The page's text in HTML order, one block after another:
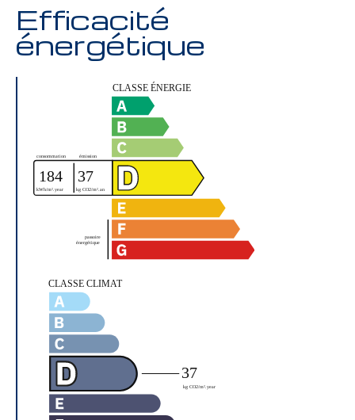
Efficacité
énergétique